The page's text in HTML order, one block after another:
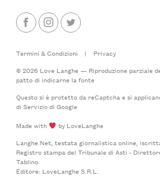
Termini & Condizioni |
Privacy
© 2026 Love Langhe — Riproduzione parziale
patto di indicarne la fonte
Questo si è protetto da reCaptcha e si
di Serviziodi Google
Made with
by LoveLanghe
Langhe.Net, testata giornalistica online,
Registro stampa del Tribunale di Asti -
Tablino.
Editore: LoveLanghe S.R.L.